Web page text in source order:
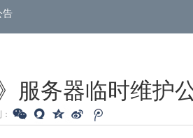
告
服务器临时维护